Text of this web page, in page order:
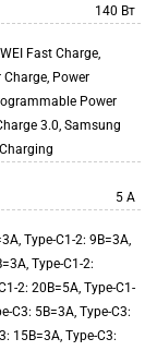
140 Вт
Fast Charge,
Charge, Power
Power
3.0, Samsung
5 А
Type-C1-2: 9В=3А,
Type-C1-2:
2: 20В=5А, Type-C1-
C3: 5В=3А, Type-C3:
15В=3А, Type-C3: